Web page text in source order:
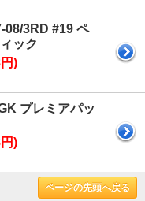
08/3RD #19 ペ
ック
)
プレミアパッ
)
ページの先頭へ戻る